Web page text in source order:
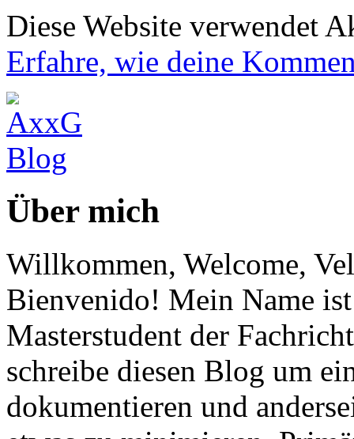
Diese Website verwendet
Erfahre, wie deine
Über mich
Willkommen, Welcome,
Bienvenido! Mein Name
Masterstudent der
schreibe diesen Blog um
dokumentieren und